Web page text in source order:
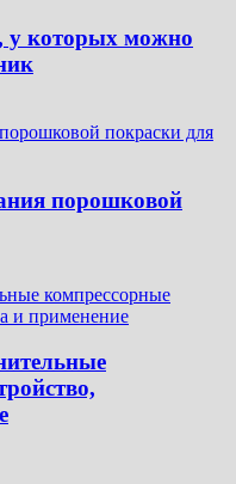
у которых можно
порошковой